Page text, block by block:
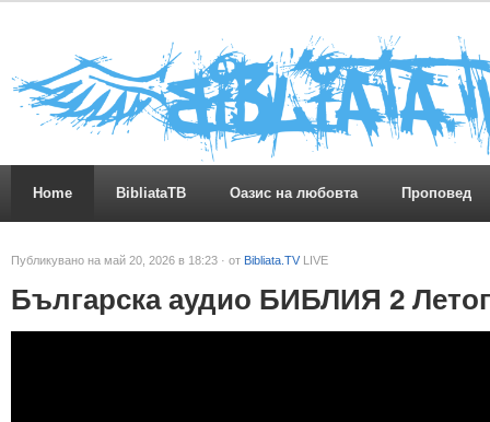
Home BibliataTB Оазис на любовта Проповед
Публикувано на май 20, 2026 в 18:23 · от Bibliata.TV LIVE
Българска аудио БИБЛИЯ 2